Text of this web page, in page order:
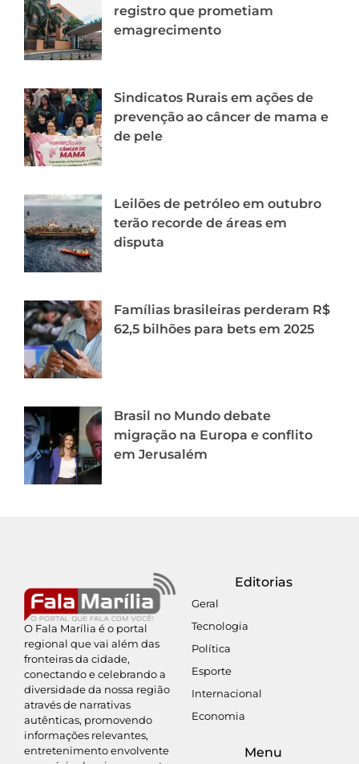
registro que prometiam
emagrecimento
Sindicatos Rurais em ações de
prevenção ao câncer de mama e
de pele
Leilões de petróleo em outubro
terão recorde de áreas em
disputa
Famílias brasileiras perderam R$
62,5 bilhões para bets em 2025
Brasil no Mundo debate
migração na Europa e conflito
em Jerusalém
O Fala Marília é o portal
regional que vai além das
fronteiras da cidade,
conectando e celebrando a
diversidade da nossa região
através de narrativas
autênticas, promovendo
informações relevantes,
entretenimento envolvente
Editorias
Geral
Tecnologia
Política
Esporte
Internacional
Economia
Menu